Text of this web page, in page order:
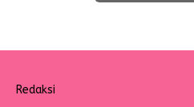
Redaksi